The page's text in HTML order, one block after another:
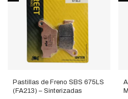
Pastillas de Freno SBS 675LS
(FA213) – Sinterizadas